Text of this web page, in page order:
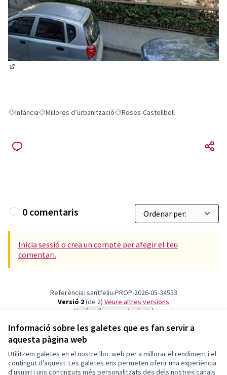
Informació sobre les galetes que es fan servir a
aquesta pàgina web
Utilitzem galetes en el nostre lloc web per a millorar el rendiment i el
contingut d'aquest. Les galetes ens permeten oferir una experiència
d'usuari i uns continguts més personalitzats des dels nostres canals
Resultats en filtrar per: Infància
InfànciaResultats en filtrar per: Millores d’urbanització
Millores d’urbanitzacióResultats en filtrar per: Roses-
Roses-Castellbell
0 comentaris
Inicia sessió o crea un compte per afegir el teu
comentari.
Referència: santfeliu-PROP-2026-05-34553
Versió 2(de 2)
veure altres versions
Verifica l'empremta digital
Termes i condicions d'ús
Configuració de les galetes
Decidim Sant Feliu a X
Decidim Sant Feliu a Facebook
Decidim Sant Feliu a Instagram
Decidim Sant Feliu a YouTube